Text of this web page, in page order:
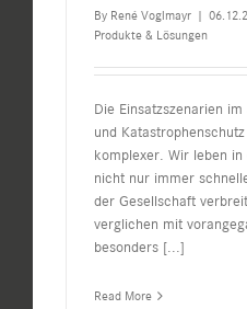
By René Voglmayr |
Produkte & Lösungen
Die Einsatzszenarien
und
komplexer. Wir leben
nicht nur immer
der Gesellschaft
verglichen mit
besonders [...]
Read More